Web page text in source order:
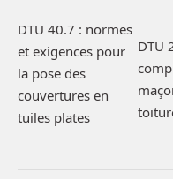
DTU 40.7 : normes
et exigences pour
la pose des
couvertures en
tuiles plates
DTU